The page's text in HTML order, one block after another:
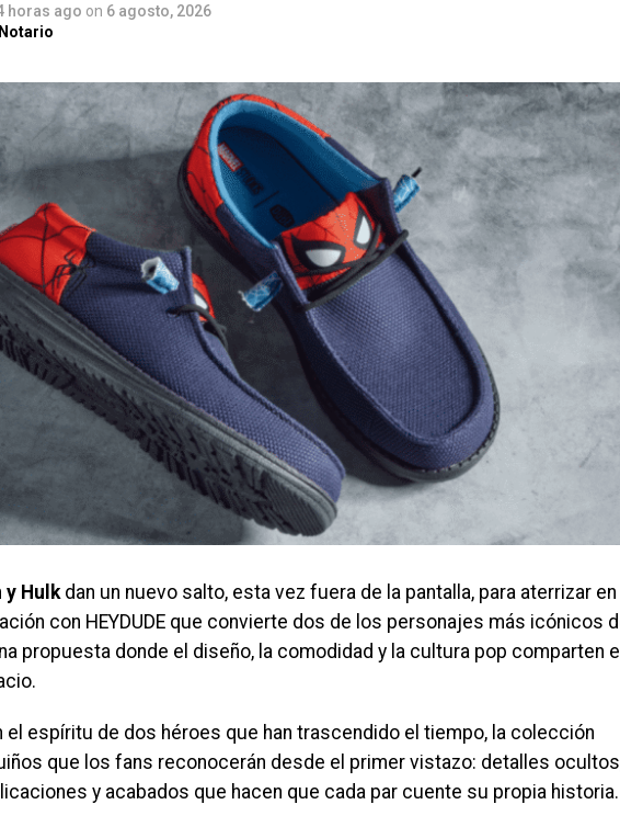
horas ago on 6 agosto, 2026
y Hulkdan un nuevo salto, esta vez fuera de la pantalla, para aterrizar en
con HEYDUDE que convierte dos de los personajes más icónicos
propuesta donde el diseño, la comodidad y la cultura pop comparten el
el espíritu de dos héroes que han trascendido el tiempo, la colección
que los fans reconocerán desde el primer vistazo: detalles
y acabados que hacen que cada par cuente su propia historia.